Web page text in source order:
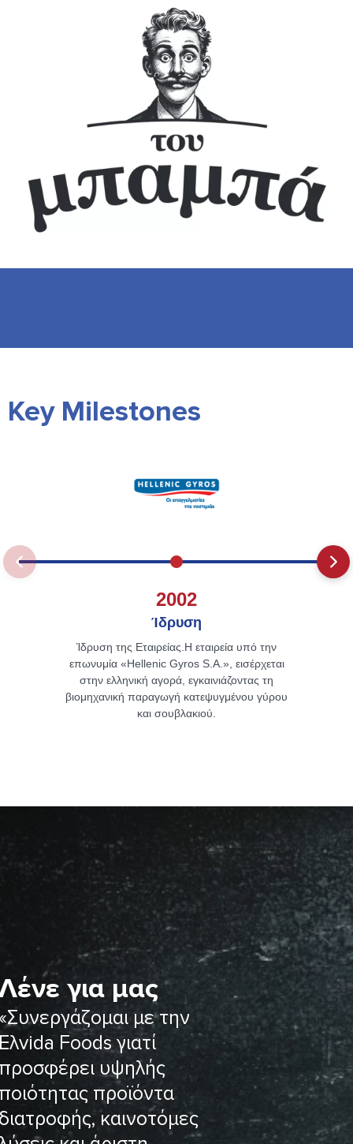
Key Milestones
2002
Ίδρυση
Ίδρυση της Εταιρείας.H εταιρεία υπό την
επωνυμία «Hellenic Gyros S.A.», εισέρχεται
στην ελληνική αγορά, εγκαινιάζοντας τη
βιομηχανική παραγωγή κατεψυγμένου γύρου
και σουβλακιού.